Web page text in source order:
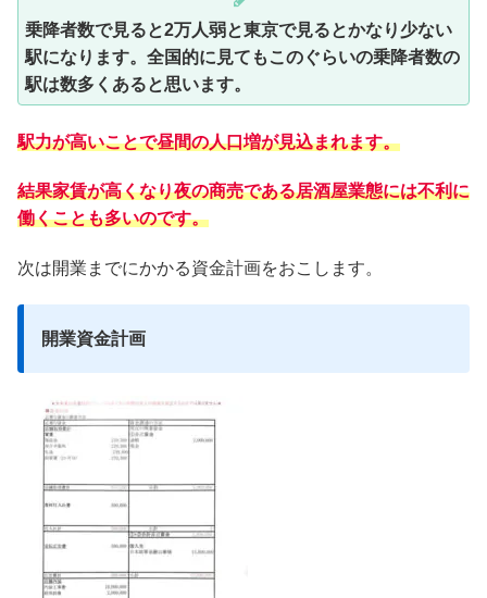
乗降者数で見ると2万人弱と東京で見るとかなり少ない
駅になります。全国的に見てもこのぐらいの乗降者数の
駅は数多くあると思います。
駅力が高いことで昼間の人口増が見込まれます。
結果家賃が高くなり夜の商売である居酒屋業態には不利に
働くことも多いのです。
次は開業までにかかる資金計画をおこします。
開業資金計画